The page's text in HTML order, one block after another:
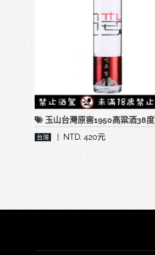
玉山台灣原窖1950高粱酒38度
台灣 | NTD. 420元